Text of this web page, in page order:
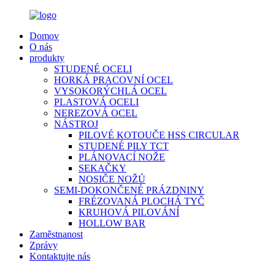
Domov
O nás
produkty
STUDENÉ OCELI
HORKÁ PRACOVNÍ OCEL
VYSOKORÝCHLÁ OCEL
PLASTOVÁ OCELI
NEREZOVÁ OCEL
NÁSTROJ
PILOVÉ KOTOUČE HSS CIRCULAR
STUDENÉ PILY TCT
PLÁNOVACÍ NOŽE
SEKAČKY
NOSIČE NOŽŮ
SEMI-DOKONČENÉ PRÁZDNINY
FRÉZOVANÁ PLOCHÁ TYČ
KRUHOVÁ PILOVÁNÍ
HOLLOW BAR
Zaměstnanost
Zprávy
Kontaktujte nás